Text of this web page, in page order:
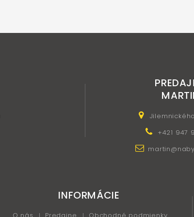
+421 947
INFORMÁCIE